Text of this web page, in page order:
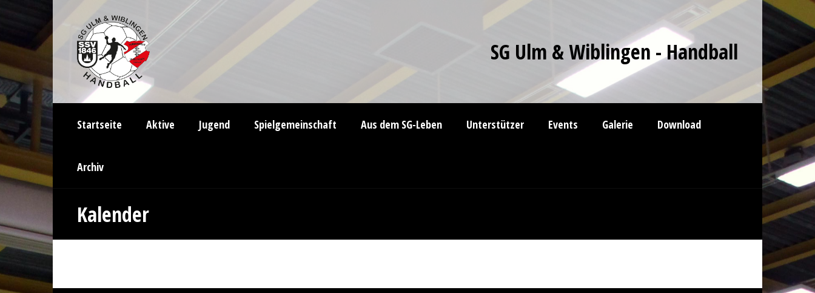
SG Ulm & Wiblingen - Handball
Startseite Aktive Jugend Spielgemeinschaft Aus dem SG-Leben Unterstützer Events Galerie Download
Archiv
Kalender